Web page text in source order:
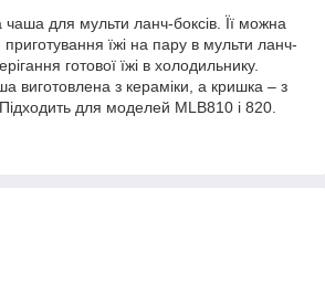
чаша для мульти ланч-боксів. Її можна
їжі на пару в мульти ланч-
готової їжі в холодильнику.
виготовлена з кераміки, а кришка – з
для моделей MLB810 і 820.